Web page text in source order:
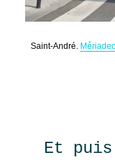
Saint-André.
Et